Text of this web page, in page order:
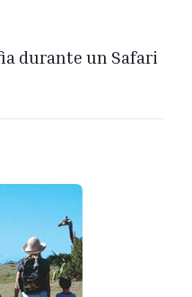
durante un Safari